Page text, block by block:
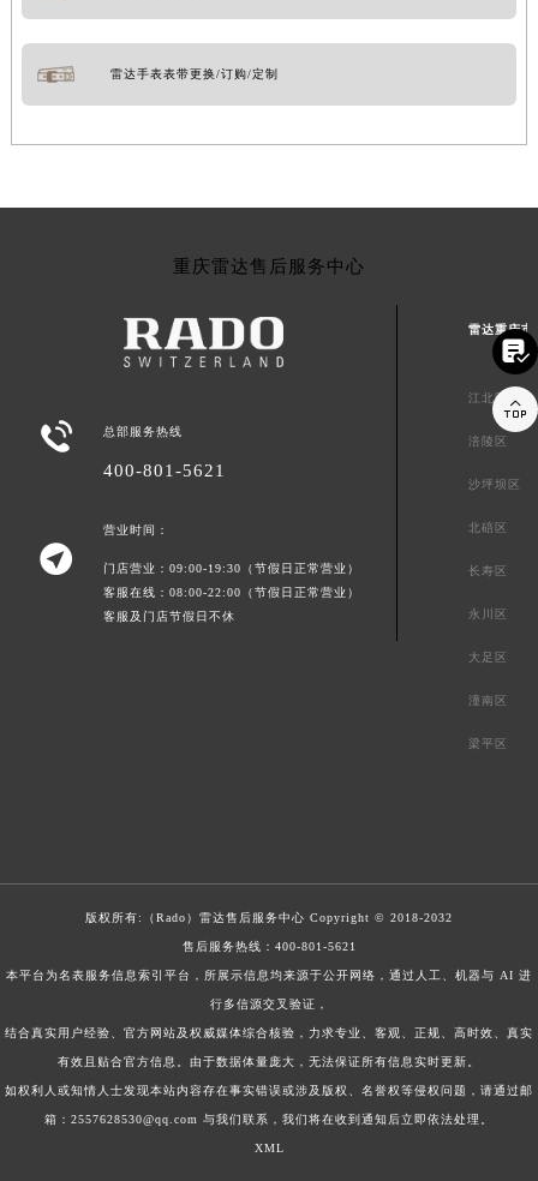
雷达手表表带更换/订购/定制
重庆雷达售后服务中心
 总部服务热线
400-801-5621

营业时间：
门店营业：09:00-19:30（节假日正常营业）
客服在线：08:00-22:00（节假日正常营业）
客服及门店节假日不休
雷达重庆市
江北区
涪陵区
沙坪坝区
北碚区
长寿区
永川区
大足区
潼南区
梁平区
版权所有:（Rado） 雷达售后服务中心 Copyright © 2018-2032
售后服务热线： 400-801-5621
本平台为名表服务信息索引平台，所展示信息均来源于公开网络，通过人工、机器与 AI 进
行多信源交叉验证，
结合真实用户经验、官方网站及权威媒体综合核验，力求专业、客观、正规、高时效、真实
有效且贴合官方信息。由于数据体量庞大，无法保证所有信息实时更新。
如权利人或知情人士发现本站内容存在事实错误或涉及版权、名誉权等侵权问题，请通过邮
箱：2557628530@qq.com 与我们联系，我们将在收到通知后立即依法处理。
XML

